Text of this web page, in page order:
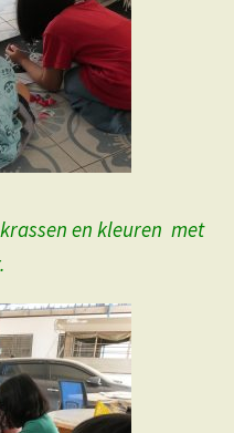
en kleuren met